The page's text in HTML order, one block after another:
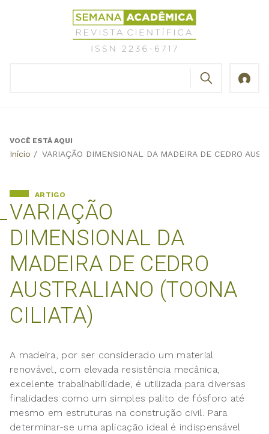
Revista
Científica
Semana
Back
VOCÊ ESTÁ AQUI
Início / VARIAÇÃO DIMENSIONAL DA MADEIRA DE CEDRO
VARIAÇÃO
DIMENSIONAL DA
MADEIRA DE CEDRO
AUSTRALIANO (TOONA
CILIATA)
ARTIGO
A madeira, por ser considerado um material
renovável, com elevada resistência mecânica,
excelente trabalhabilidade, é utilizada para diversas
finalidades como um simples palito de fósforo até
mesmo em estruturas na construção civil. Para
determinar-se uma aplicação ideal é indispensável